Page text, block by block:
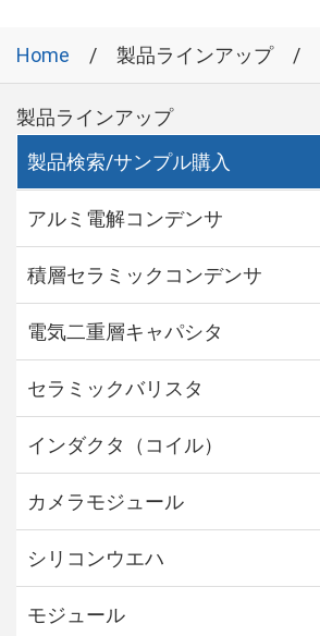
Home 製品ラインアップ
製品ラインアップ
製品検索/サンプル購入
アルミ電解コンデンサ
積層セラミックコンデンサ
電気二重層キャパシタ
セラミックバリスタ
インダクタ（コイル）
カメラモジュール
シリコンウエハ
モジュール